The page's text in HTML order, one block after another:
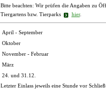
Bitte beachten: Wir prüfen die Angaben zu
Tiergartens bzw. Tierparks
hier.
April - September
Oktober
November - Februar
März
24. und 31.12.
Letzter Einlass jeweils eine Stunde vor